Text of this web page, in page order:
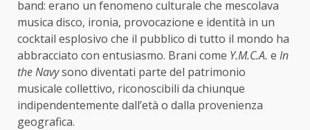
band: erano un fenomeno culturale che mescolava
musica disco, ironia, provocazione e identità in un
cocktail esplosivo che il pubblico di tutto il mondo ha
abbracciato con entusiasmo. Brani come Y.M.C.A. e In
the Navysono diventati parte del patrimonio
musicale collettivo, riconoscibili da chiunque
indipendentemente dall’età o dalla provenienza
geografica.